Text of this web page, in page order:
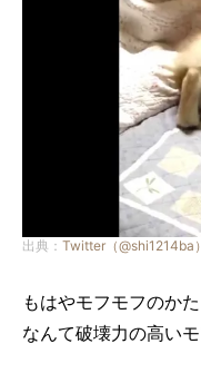
出典： Twitter（@shi1214ba）
もはやモフモフのかた
なんて破壊力の高い